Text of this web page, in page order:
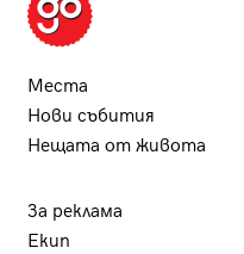
Места
Нови събития
Нещата от живота
За реклама
Екип